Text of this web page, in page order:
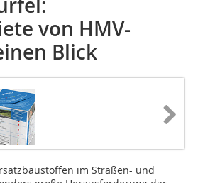
von HMV-
Blick
im Straßen- und